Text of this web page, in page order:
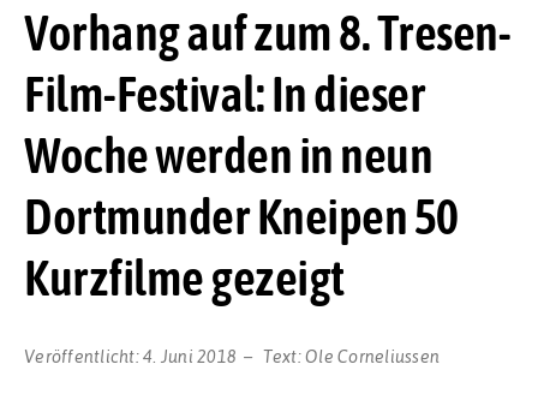
Vorhang auf zum 8. Tresen-
Film-Festival: In dieser
Woche werden in neun
Dortmunder Kneipen 50
Kurzfilme gezeigt
Veröffentlicht:4. Juni 2018 Text:Ole Corneliussen